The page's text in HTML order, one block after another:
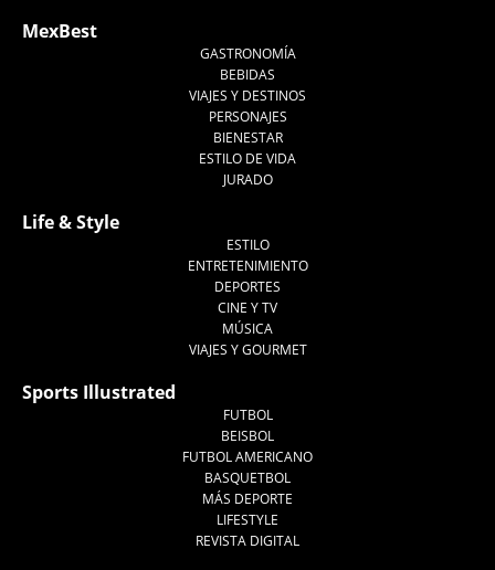
MexBest
GASTRONOMÍA
BEBIDAS
VIAJES Y DESTINOS
PERSONAJES
BIENESTAR
ESTILO DE VIDA
JURADO
Life & Style
ESTILO
ENTRETENIMIENTO
DEPORTES
CINE Y TV
MÚSICA
VIAJES Y GOURMET
Sports Illustrated
FUTBOL
BEISBOL
FUTBOL AMERICANO
BASQUETBOL
MÁS DEPORTE
LIFESTYLE
REVISTA DIGITAL